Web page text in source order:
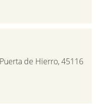
de Hierro, 45116